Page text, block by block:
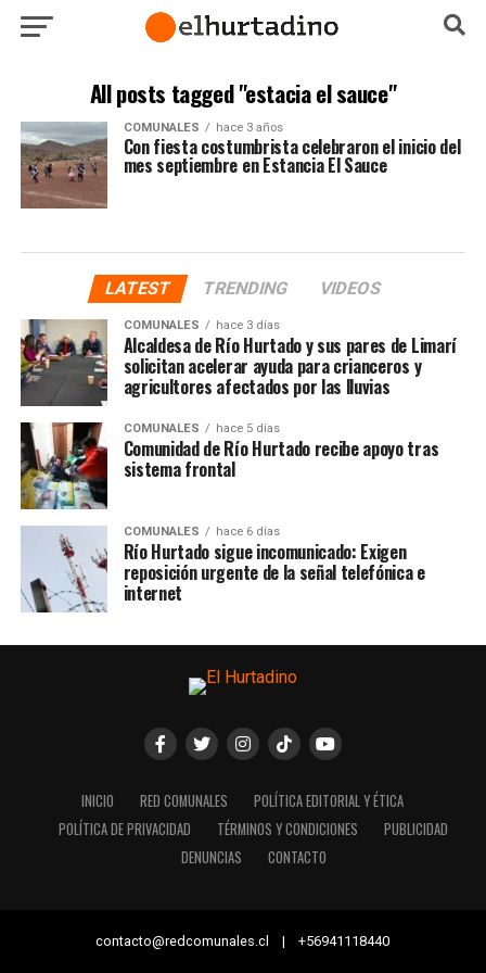
All posts tagged "estacia el sauce"
COMUNALES hace 3 años
Con fiesta costumbrista celebraron el inicio del
mes septiembre en Estancia El Sauce
LATEST TRENDING VIDEOS
COMUNALES hace 3 días
Alcaldesa de Río Hurtado y sus pares de Limarí
solicitan acelerar ayuda para crianceros y
agricultores afectados por las lluvias
COMUNALES hace 5 días
Comunidad de Río Hurtado recibe apoyo tras
sistema frontal
COMUNALES hace 6 días
Río Hurtado sigue incomunicado: Exigen
reposición urgente de la señal telefónica e
internet
INICIO RED COMUNALES
POLÍTICA EDITORIAL Y ÉTICA
POLÍTICA DE PRIVACIDAD
TÉRMINOS Y CONDICIONES
PUBLICIDAD
DENUNCIAS
CONTACTO
contacto@redcomunales.cl | +56941118440